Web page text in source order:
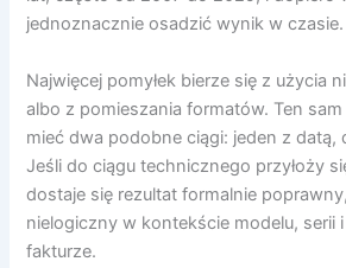
jednoznacznie osadzić wynik w czasie.
Najwięcej pomyłek bierze się z użycia
albo z pomieszania formatów. Ten
mieć dwa podobne ciągi: jeden z datą,
Jeśli do ciągu technicznego przyłoży
dostaje się rezultat formalnie
nielogiczny w kontekście modelu, serii
fakturze.